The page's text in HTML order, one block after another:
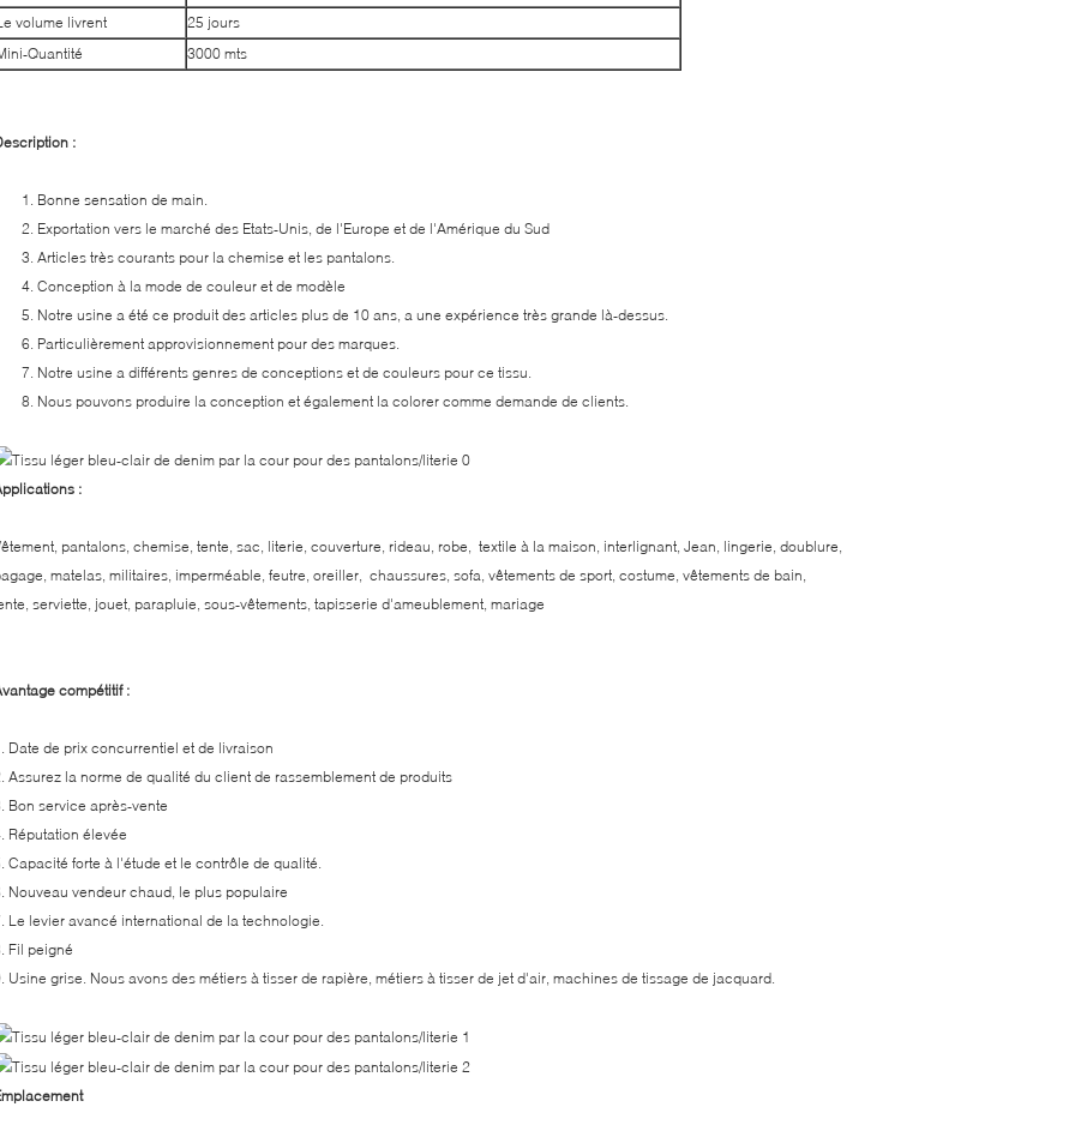
volume livrent
25 jours
Quantité
3000 mts
:
1. Bonne sensation de main.
2. Exportation vers le marché des Etats-Unis, de l'Europe et de l'Amérique du Sud
3. Articles très courants pour la chemise et les pantalons.
4. Conception à la mode de couleur et de modèle
5. Notre usine a été ce produit des articles plus de 10 ans, a une expérience très grande là-dessus.
6. Particulièrement approvisionnement pour des marques.
7. Notre usine a différents genres de conceptions et de couleurs pour ce tissu.
8. Nous pouvons produire la conception et également la colorer comme demande de clients.
:
pantalons, chemise, tente, sac, literie, couverture, rideau, robe, textile à la maison, interlignant, Jean, lingerie, doublure,
matelas, militaires, imperméable, feutre, oreiller, chaussures, sofa, vêtements de sport, costume, vêtements de bain,
serviette, jouet, parapluie, sous-vêtements, tapisserie d'ameublement, mariage
compétitif :
Date de prix concurrentiel et de livraison
Assurez la norme de qualité du client de rassemblement de produits
Bon service après-vente
Réputation élevée
Capacité forte à l'étude et le contrôle de qualité.
Nouveau vendeur chaud, le plus populaire
Le levier avancé international de la technologie.
Fil peigné
Usine grise. Nous avons des métiers à tisser de rapière, métiers à tisser de jet d'air, machines de tissage de jacquard.